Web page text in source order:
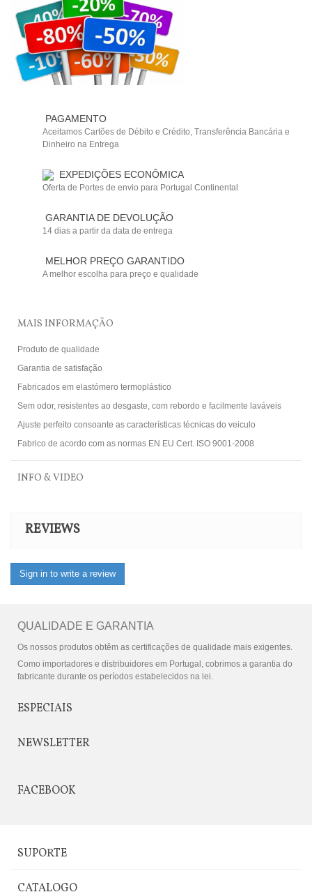
PAGAMENTO
Aceitamos Cartões de Débito e Crédito, Transferência Bancária e
Dinheiro na Entrega
EXPEDIÇÕES ECONÔMICA
Oferta de Portes de envio para Portugal Continental
GARANTIA DE DEVOLUÇÃO
14 dias a partir da data de entrega
MELHOR PREÇO GARANTIDO
A melhor escolha para preço e qualidade
MAIS INFORMAÇÃO
Produto de qualidade
Garantia de satisfação
Fabricados em elastómero termoplástico
Sem odor, resistentes ao desgaste, com rebordo e facilmente laváveis
Ajuste perfeito consoante as características técnicas do veiculo
Fabrico de acordo com as normas EN EU Cert. ISO 9001-2008
INFO & VIDEO
REVIEWS
Sign in to write a review
QUALIDADE E GARANTIA
Os nossos produtos obtêm as certificações de qualidade mais exigentes.
Como importadores e distribuidores em Portugal, cobrimos a garantia do
fabricante durante os períodos estabelecidos na lei.
ESPECIAIS
NEWSLETTER
FACEBOOK
SUPORTE
CATALOGO